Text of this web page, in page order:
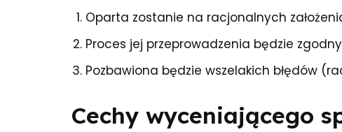
Oparta zostanie na racjonalnych
Proces jej przeprowadzenia będzie zgodny
Pozbawiona będzie wszelakich błędów
Cechy wyceniającego